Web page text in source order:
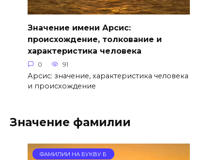
Значение имени Арсис:
происхождение, толкование и
характеристика человека
0 91
Арсис: значение, характеристика человека
и происхождение
Значение фамилии
ФАМИЛИИ НА БУКВУ Б